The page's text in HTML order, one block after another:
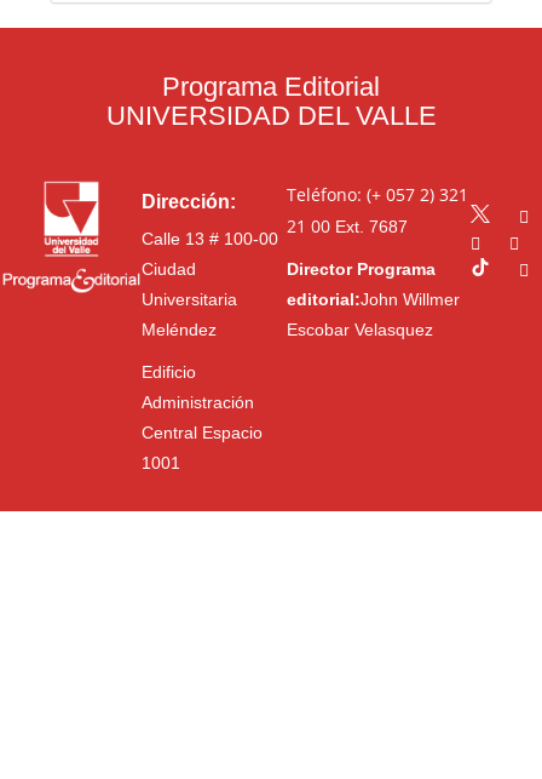
Programa Editorial
UNIVERSIDAD DEL VALLE
Dirección:
Calle 13 # 100-00
Ciudad
Universitaria
Meléndez
Edificio
Administración
Central Espacio
1001
Teléfono: (+ 057 2) 321
21 00Ext. 7687
Director Programa
editorial:John Willmer
Escobar Velasquez